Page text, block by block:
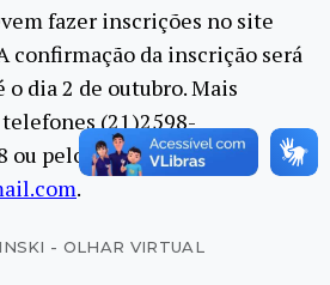
fazer inscrições no site
confirmação da inscrição será
dia 2 de outubro. Mais
(21)2598-
ou pelo e-mail
.
- OLHAR VIRTUAL